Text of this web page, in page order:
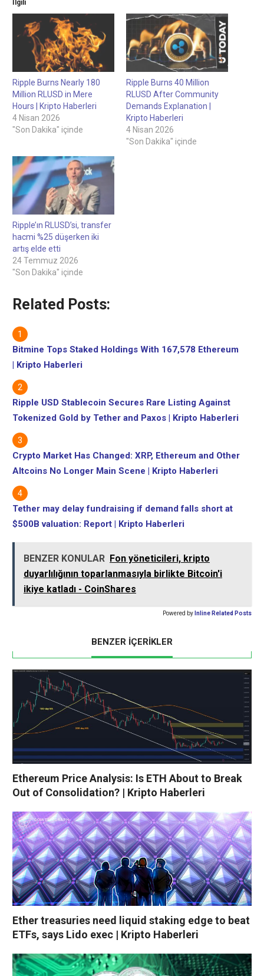
İlgili
Ripple Burns Nearly 180
Million RLUSD in Mere
Hours | Kripto Haberleri
4 Nisan 2026
"Son Dakika" içinde
Ripple Burns 40 Million
RLUSD After Community
Demands Explanation |
Kripto Haberleri
4 Nisan 2026
"Son Dakika" içinde
Ripple’ın RLUSD’si, transfer
hacmi %25 düşerken iki
artış elde etti
24 Temmuz 2026
"Son Dakika" içinde
Related Posts:
Bitmine Tops Staked Holdings With 167,578 Ethereum
| Kripto Haberleri
Ripple USD Stablecoin Secures Rare Listing Against
Tokenized Gold by Tether and Paxos | Kripto Haberleri
Crypto Market Has Changed: XRP, Ethereum and Other
Altcoins No Longer Main Scene | Kripto Haberleri
Tether may delay fundraising if demand falls short at
$500B valuation: Report | Kripto Haberleri
BENZER KONULAR Fon yöneticileri, kripto
duyarlılığının toparlanmasıyla birlikte Bitcoin'i
ikiye katladı - CoinShares
Powered by Inline Related Posts
BENZER İÇERİKLER
Ethereum Price Analysis: Is ETH About to Break
Out of Consolidation? | Kripto Haberleri
Ether treasuries need liquid staking edge to beat
ETFs, says Lido exec | Kripto Haberleri